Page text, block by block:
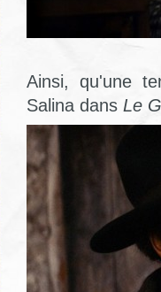
Ainsi, qu'une
Salina dans Le